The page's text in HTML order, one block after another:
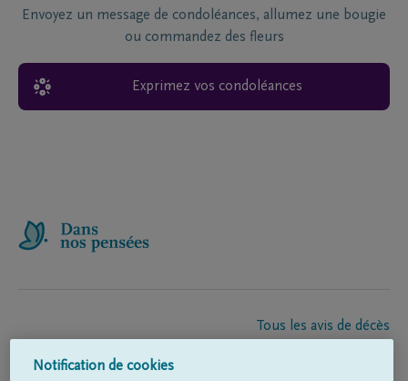
Envoyez un message de condoléances, allumez une bougie
ou commandez des fleurs
Exprimez vos condoléances
Tous les avis de décès
Entrepreneur de pompes funèbres
Notification de cookies